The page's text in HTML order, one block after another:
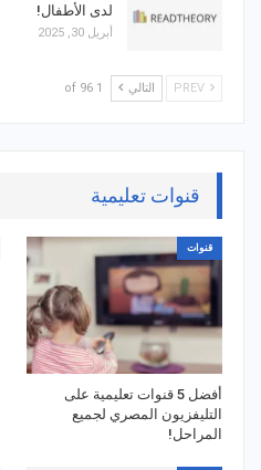
لدى الأطفال!
أبريل 30, 2025
التالي 1 of 96
قنوات تعليمية
قنوات
أفضل 5 قنوات تعليمية على
التليفزيون المصري لجميع
المراحل!